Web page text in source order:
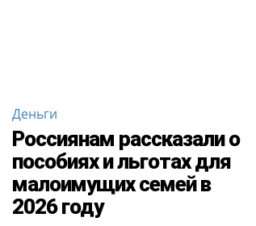
Деньги
Россиянам рассказали о
пособиях и льготах для
малоимущих семей в
2026 году